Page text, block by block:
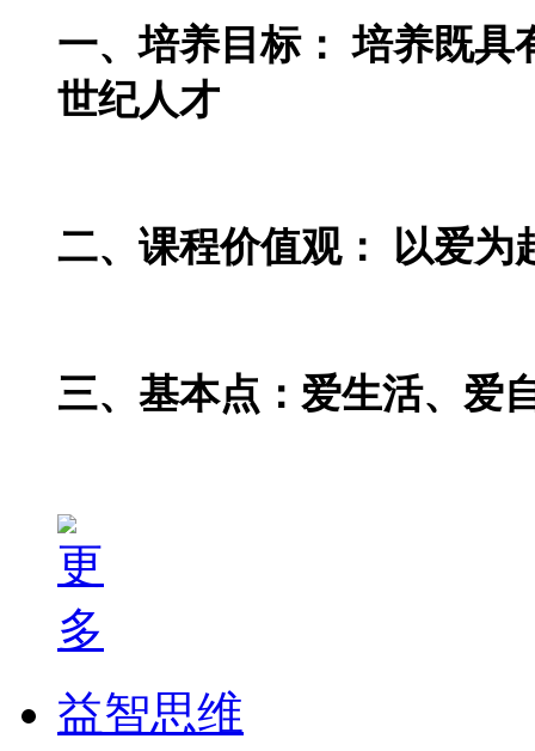
一、培养目标： 培养既具
世纪人才
二、课程价值观： 以爱为
三、基本点：爱生活、爱
益智思维